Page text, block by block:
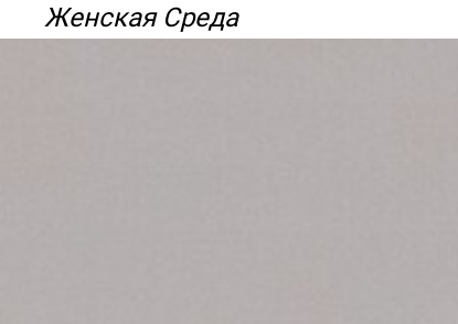
Ссылка на это место страницы:
Женская Среда